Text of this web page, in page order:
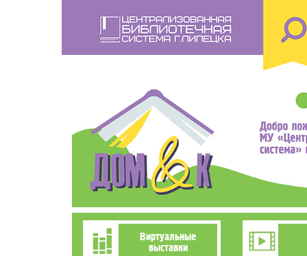
Познавательно-
развлекательное
Виртуальные
выставки